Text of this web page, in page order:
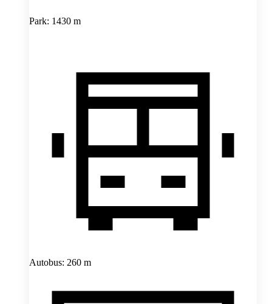
Park: 1430 m
Autobus: 260 m